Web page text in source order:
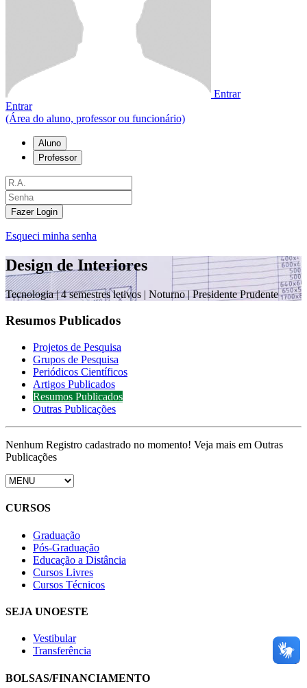
Entrar
Entrar
(Área do aluno, professor ou funcionário)
Aluno
Professor
Fazer Login
Esqueci minha senha
Design de Interiores
Tecnologia |4 semestres letivos | Noturno| Presidente Prudente
Resumos Publicados
Projetos de Pesquisa
Grupos de Pesquisa
Periódicos Científicos
Artigos Publicados
Resumos Publicados
Outras Publicações
Nenhum Registro cadastrado no momento! Veja mais em Outras
Publicações
CURSOS
Graduação
Pós-Graduação
Educação a Distância
Cursos Livres
Cursos Técnicos
SEJA UNOESTE
Vestibular
Transferência
BOLSAS/FINANCIAMENTO